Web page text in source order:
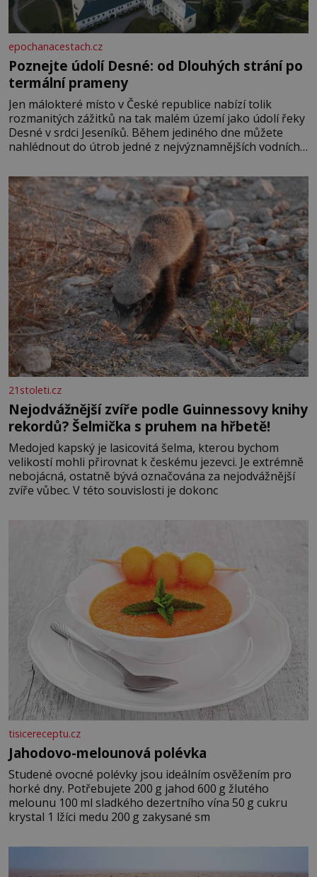
epochanacestach.cz
Poznejte údolí Desné: od Dlouhých strání po
termální prameny
Jen málokteré místo v České republice nabízí tolik
rozmanitých zážitků na tak malém území jako údolí řeky
Desné v srdci Jeseníků. Během jediného dne můžete
nahlédnout do útrob jedné z nejvýznamnějších vodních
se na koloběžce a den zakončit poznáváním památek ve
Velkých Losinách nebo v termálním
21stoleti.cz
Nejodvážnější zvíře podle Guinnessovy knihy
rekordů? Šelmička s pruhem na hřbetě!
Medojed kapský je lasicovitá šelma, kterou bychom
velikostí mohli přirovnat k českému jezevci. Je extrémně
nebojácná, ostatně bývá označována za nejodvážnější
zvíře vůbec. V této souvislosti je dokonc
tisicereceptu.cz
Jahodovo-melounová polévka
Studené ovocné polévky jsou ideálním osvěžením pro
horké dny. Potřebujete 200 g jahod 600 g žlutého
melounu 100 ml sladkého dezertního vína 50 g cukru
krystal 1 lžíci medu 200 g zakysané sm